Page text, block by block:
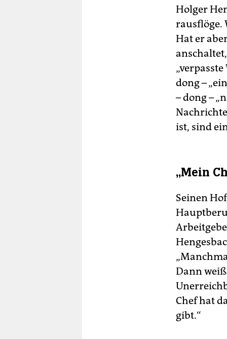
Holger
rausflöge.
Hat er
dong –
– dong –
ist, sind
„Mein
Seinen
Dann
Chef hat
gibt.“